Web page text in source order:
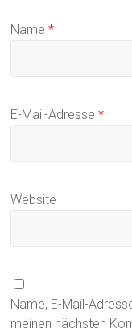
Name*
E-Mail-Adresse*
Website
Name, E-Mail-
meinen nächsten